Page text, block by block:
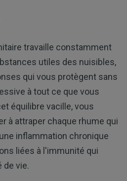
travaille constamment
utiles des nuisibles,
qui vous protègent sans
à tout ce que vous
équilibre vacille, vous
à attraper chaque rhume qui
inflammation chronique
liées à l'immunité qui
de vie.